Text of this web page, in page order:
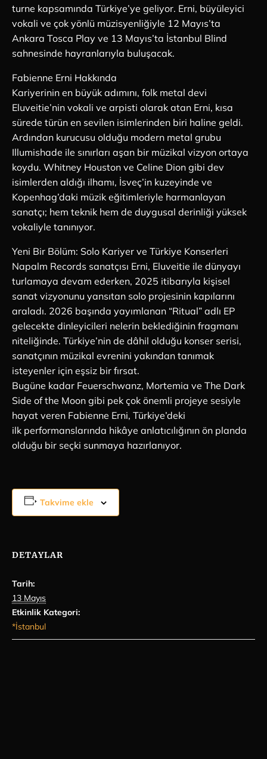
turne kapsamında Türkiye’ye geliyor. Erni, büyüleyici
vokali ve çok yönlü müzisyenliğiyle 12 Mayıs’ta
Ankara Tosca Play ve 13 Mayıs’ta İstanbul Blind
sahnesinde hayranlarıyla buluşacak.
Fabienne Erni Hakkında
Kariyerinin en büyük adımını, folk metal devi
Eluveitie’nin vokali ve arpisti olarak atan Erni, kısa
sürede türün en sevilen isimlerinden biri haline geldi.
Ardından kurucusu olduğu modern metal grubu
Illumishade ile sınırları aşan bir müzikal vizyon ortaya
koydu. Whitney Houston ve Celine Dion gibi dev
isimlerden aldığı ilhamı, İsveç’in kuzeyinde ve
Kopenhag’daki müzik eğitimleriyle harmanlayan
sanatçı; hem teknik hem de duygusal derinliği yüksek
vokaliyle tanınıyor.
Yeni Bir Bölüm: Solo Kariyer ve Türkiye Konserleri
Napalm Records sanatçısı Erni, Eluveitie ile dünyayı
turlamaya devam ederken, 2025 itibarıyla kişisel
sanat vizyonunu yansıtan solo projesinin kapılarını
araladı. 2026 başında yayımlanan “Ritual” adlı EP
gelecekte dinleyicileri nelerin beklediğinin fragmanı
niteliğinde. Türkiye’nin de dâhil olduğu konser serisi,
sanatçının müzikal evrenini yakından tanımak
isteyenler için eşsiz bir fırsat.
Bugüne kadar Feuerschwanz, Mortemia ve The Dark
Side of the Moon gibi pek çok önemli projeye sesiyle
hayat veren Fabienne Erni, Türkiye’deki
ilk performanslarında hikâye anlatıcılığının ön planda
olduğu bir seçki sunmaya hazırlanıyor.
Takvime ekle
DETAYLAR
Tarih:
13 Mayıs
Etkinlik Kategori:
*İstanbul